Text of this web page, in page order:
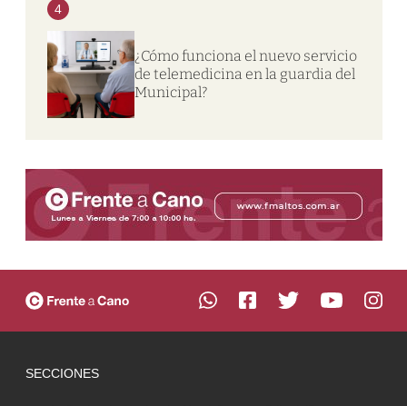
4
¿Cómo funciona el nuevo servicio
de telemedicina en la guardia del
Municipal?
SECCIONES